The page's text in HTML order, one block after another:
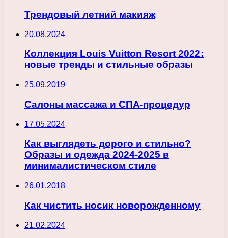
Трендовый летний макияж
20.08.2024
Коллекция Louis Vuitton Resort 2022:
новые тренды и стильные образы
25.09.2019
Салоны массажа и СПА-процедур
17.05.2024
Как выглядеть дорого и стильно?
Образы и одежда 2024-2025 в
минималистическом стиле
26.01.2018
Как чистить носик новорожденному
21.02.2024